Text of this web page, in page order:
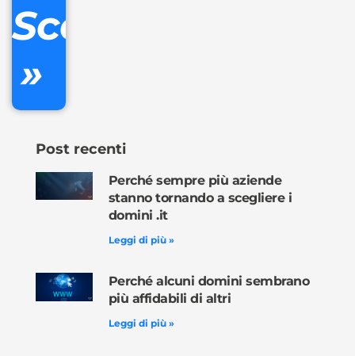
Scopri
»
Post recenti
Perché sempre più aziende
stanno tornando a scegliere i
domini .it
Leggi di più »
Perché alcuni domini sembrano
più affidabili di altri
Leggi di più »